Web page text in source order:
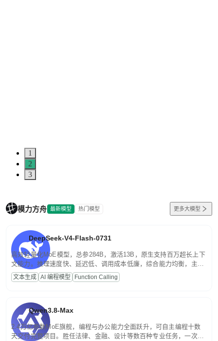
1
2
3
模力方舟 最新模型 热门模型 更多大模型
DeepSeek-V4-Flash-0731
高效轻量化MoE模型，总参284B，激活13B，原生支持百万超长上下
文能力。推理速度快、延迟低、调用成本低廉，综合能力均衡，主打
高并发、轻量化任务，适合日常对话、内容创作、基础 RAG、批量
文案处理等普惠刚需场景。
文本生成 AI 编程模型 Function Calling
Qwen3.8-Max
2.4万亿参数MoE旗舰，编程与办公能力全面跃升，可自主编程十数
天交付完整项目。胜任法律、金融、设计等数百种专业任务，一次对